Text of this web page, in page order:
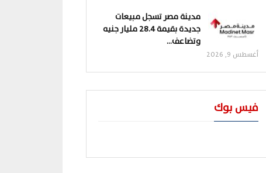
مدينة مصر تسجل مبيعات
جديدة بقيمة 28.4 مليار جنيه
وتضاعف…
أغسطس 9, 2026
فيس بوك